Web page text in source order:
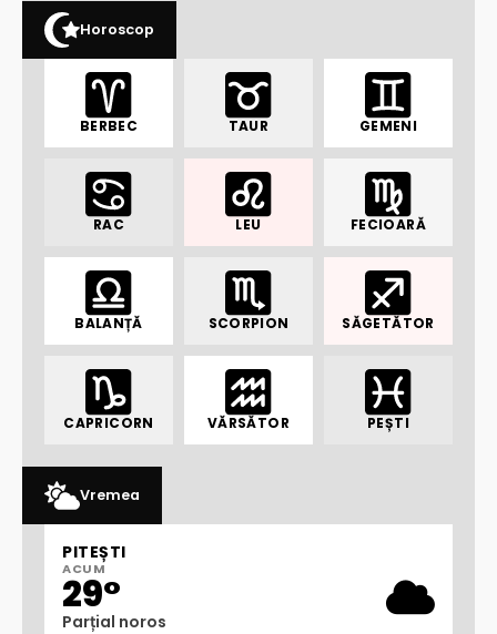
Horoscop
BERBEC TAUR GEMENI
RAC LEU FECIOARĂ
BALANȚĂ SCORPION SĂGETĂTOR
CAPRICORN VĂRSĂTOR PEȘTI
Vremea
PITEȘTI
ACUM
29°
Parțial noros